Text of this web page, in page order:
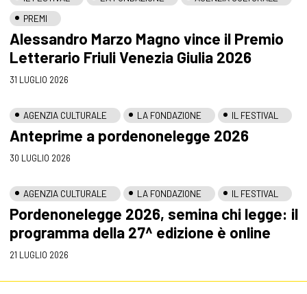
PREMI
Alessandro Marzo Magno vince il Premio
Letterario Friuli Venezia Giulia 2026
31 LUGLIO 2026
AGENZIA CULTURALE LA FONDAZIONE IL FESTIVAL
Anteprime a pordenonelegge 2026
30 LUGLIO 2026
AGENZIA CULTURALE LA FONDAZIONE IL FESTIVAL
Pordenonelegge 2026, semina chi legge: il
programma della 27^ edizione è online
21 LUGLIO 2026